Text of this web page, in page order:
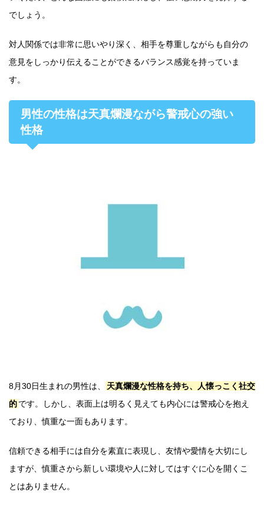
でしょう。
対人関係では非常に思いやり深く、相手を尊重しながらも自分の
意見をしっかり伝えることができるバランス感覚を持っていま
す。
男性の性格は天真爛漫ながら警戒心の強い
性格
8月30日生まれの男性は、
天真爛漫な性格を持ち、人懐っこく社交
的です。しかし、表面上は明るく見えても内心には警戒心を抱え
ており、慎重な一面もあります。
信頼できる相手には自分を素直に表現し、友情や愛情を大切にし
ますが、慎重さから新しい環境や人に対してはすぐに心を開くこ
とはありません。